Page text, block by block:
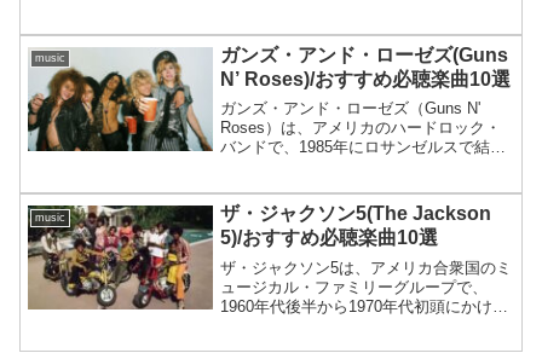
れ、メンバーはハリー・スタイルズ、...
music
ガンズ・アンド・ローゼズ(Guns
N’ Roses)/おすすめ必聴楽曲10選
ガンズ・アンド・ローゼズ（Guns N'
Roses）は、アメリカのハードロック・
バンドで、1985年にロサンゼルスで結成
1987年にリリースさ...
music
ザ・ジャクソン5(The Jackson
5)/おすすめ必聴楽曲10選
ザ・ジャクソン5は、アメリカ合衆国のミ
ュージカル・ファミリーグループで、
1960年代後半から1970年代初頭にかけて